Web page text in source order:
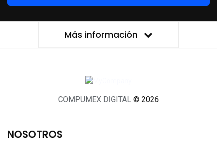
Más información
COMPUMEX DIGITAL © 2026
NOSOTROS